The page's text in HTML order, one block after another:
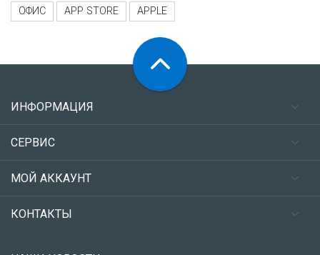
ОФИС APP STORE APPLE
ИНФОРМАЦИЯ
СЕРВИС
МОЙ АККАУНТ
КОНТАКТЫ